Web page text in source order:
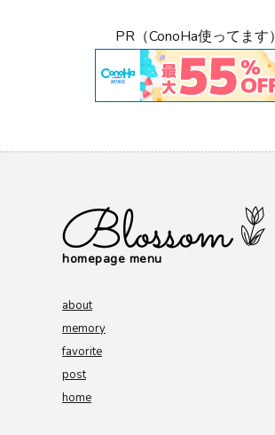
PR（ConoHa使ってます）
homepage menu
about
memory
favorite
post
home